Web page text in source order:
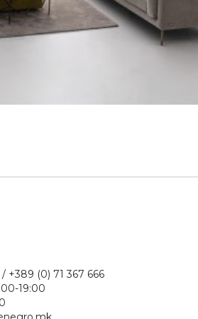
Popov n.1
+389 (0) 71 367 666
19:00